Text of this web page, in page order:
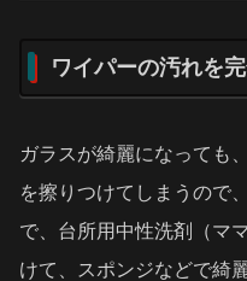
ワイパーの汚れを完
ガラスが綺麗になっても
を擦りつけてしまうので
で、台所用中性洗剤（マ
けて、スポンジなどで綺